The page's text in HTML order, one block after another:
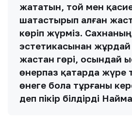
жататын, той мен
шатастырып алған
көріп жүрміз.
эстетикасынан
жастан гөрі, осындай
өнерпаз қатарда жүре
өнеге бола тұрғаны
деп пікір білдірді